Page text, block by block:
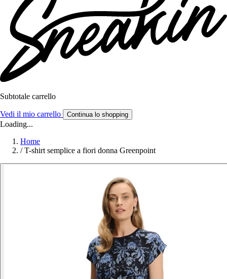
Subtotale carrello
Vedi il mio carrello Continua lo shopping
Loading...
Home
/ T-shirt semplice a fiori donna Greenpoint